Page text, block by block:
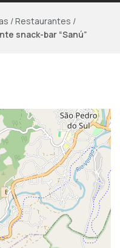
/Restaurantes /
snack-bar “Sanú”